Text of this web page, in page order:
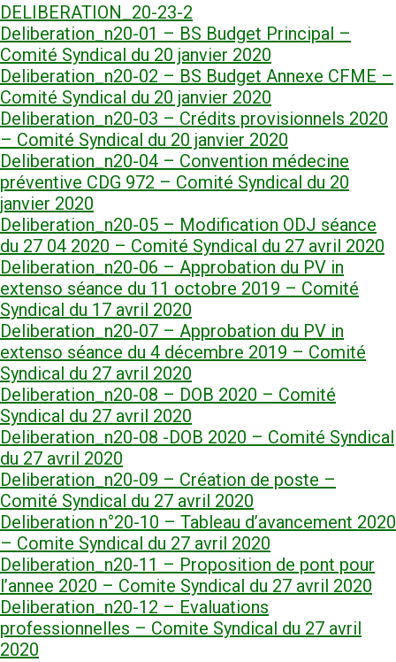
DELIBERATION_20-23-2
Deliberation_n20-01 – BS Budget Principal –
Comité Syndical du 20 janvier 2020
Deliberation_n20-02 – BS Budget Annexe CFME –
Comité Syndical du 20 janvier 2020
Deliberation_n20-03 – Crédits provisionnels 2020
– Comité Syndical du 20 janvier 2020
Deliberation_n20-04 – Convention médecine
préventive CDG 972 – Comité Syndical du 20
janvier 2020
Deliberation_n20-05 – Modification ODJ séance
du 27 04 2020 – Comité Syndical du 27 avril 2020
Deliberation_n20-06 – Approbation du PV in
extenso séance du 11 octobre 2019 – Comité
Syndical du 17 avril 2020
Deliberation_n20-07 – Approbation du PV in
extenso séance du 4 décembre 2019 – Comité
Syndical du 27 avril 2020
Deliberation_n20-08 – DOB 2020 – Comité
Syndical du 27 avril 2020
Deliberation_n20-08 -DOB 2020 – Comité Syndical
du 27 avril 2020
Deliberation_n20-09 – Création de poste –
Comité Syndical du 27 avril 2020
Deliberation n°20-10 – Tableau d’avancement 2020
– Comite Syndical du 27 avril 2020
Deliberation_n20-11 – Proposition de pont pour
l’annee 2020 – Comite Syndical du 27 avril 2020
Deliberation_n20-12 – Evaluations
professionnelles – Comite Syndical du 27 avril
2020